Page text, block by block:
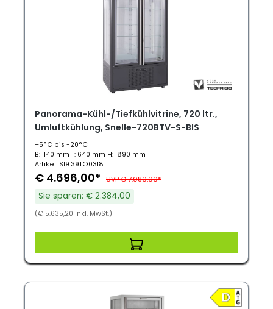
Panorama-Kühl-/Tiefkühlvitrine, 720 ltr.,
Umluftkühlung, Snelle-720BTV-S-BIS
+5°C bis -20°C
B: 1140 mm T: 640 mm H: 1890 mm
Artikel: S19.39TO0318
€ 4.696,00* UVP € 7.080,00*
Sie sparen: € 2.384,00
(€ 5.635,20 inkl. MwSt.)